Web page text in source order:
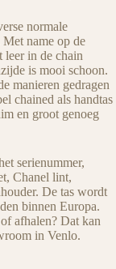
normale
name op de
leer in de chain
is mooi schoon.
manieren gedragen
chained als handtas
en groot genoeg
serienummer,
Chanel lint,
De tas wordt
binnen Europa.
afhalen? Dat kan
in Venlo.